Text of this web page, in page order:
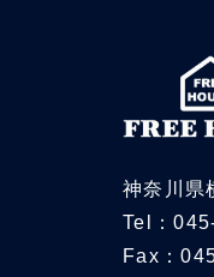
神奈川県
Tel：
Fax：